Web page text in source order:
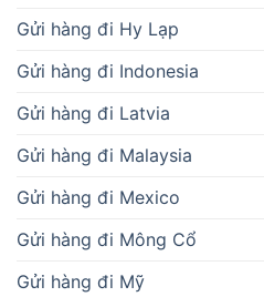
Gửi hàng đi Hy Lạp
Gửi hàng đi Indonesia
Gửi hàng đi Latvia
Gửi hàng đi Malaysia
Gửi hàng đi Mexico
Gửi hàng đi Mông Cổ
Gửi hàng đi Mỹ